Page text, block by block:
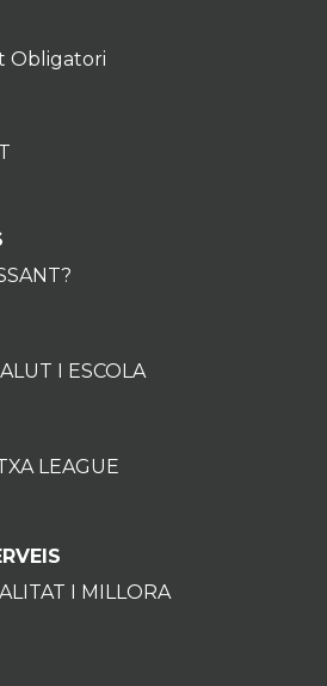
Obligatori
I ESCOLA
LEAGUE
I MILLORA